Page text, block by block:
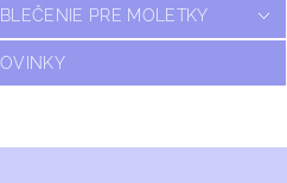
PRE MOLETKY